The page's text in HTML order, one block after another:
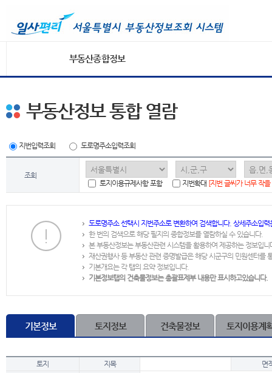
부동산종합정보
부동산정보 통합 열람
지번입력조회 도로명주소입력조회
조회
토지이용규제사항 포함
지번확대 [지번 글씨가 너무 작
도로명주소 선택시 지번주소로 변환하여 검색합니다. 상세주소입
한 번의 검색으로 해당 필지의 종합정보를 열람하실 수 있습니다.
본 부동산정보는 부동산관련 시스템을 활용하여 제공하는 정보입니
재산권행사 등 부동산 관련 증명발급은 해당 시군구의 민원센터를
기본개요는 각 탭의 요약 정보입니다.
기본정보탭의 건축물정보는 총괄표제부 내용만 표시하고있습니다.
기본정보 토지정보 건축물정보 토지이용계
토지 지목 면